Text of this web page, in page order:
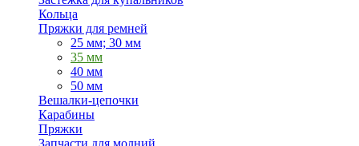
Кольца
Пряжки для ремней
25 мм; 30 мм
35 мм
40 мм
50 мм
Вешалки-цепочки
Карабины
Пряжки
Запчасти для молний